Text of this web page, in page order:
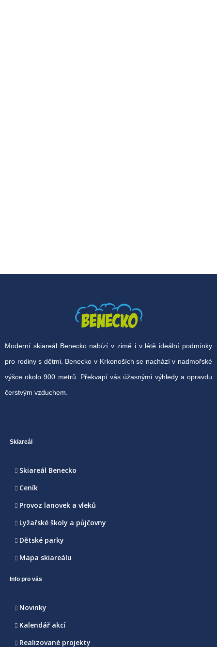
Moderní skiareál Benecko nabízí v zimě i v létě ideální podmínky
pro rodiny s dětmi. Benecko v Krkonoších se nachází v nadmořské
výšce okolo 900 metrů. Překvapí vás úžasnými výhledy a opravdu
čerstvým vzduchem.
Skiareál
Skiareál Benecko
Ceník
Provoz lanovek a vleků
Lyžařské školy a půjčovny
Dětské parky
Mapa skiareálu
Info pro vás
Novinky
Kalendář akcí
Realizované projekty